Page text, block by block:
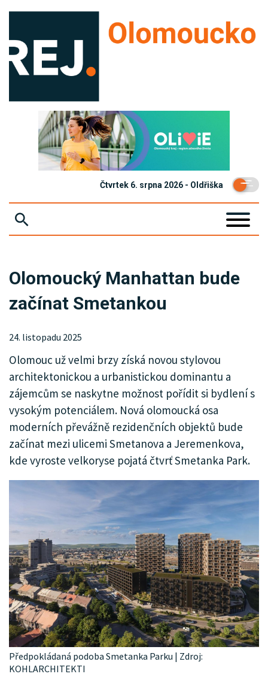
Čtvrtek 6. srpna 2026 - Oldřiška
KRIMI
SPORT
KULTURA
SPOLEČNOST
HISTORIE
MHD
INZERCE
ARCHIV
Olomoucký Manhattan bude
začínat Smetankou
24. listopadu 2025
Olomouc už velmi brzy získá novou stylovou
architektonickou a urbanistickou dominantu a
zájemcům se naskytne možnost pořídit si bydlení s
vysokým potenciálem. Nová olomoucká osa
moderních převážně rezidenčních objektů bude
začínat mezi ulicemi Smetanova a Jeremenkova,
kde vyroste velkoryse pojatá čtvrť Smetanka Park.
Předpokládaná podoba Smetanka Parku | Zdroj:
KOHLARCHITEKTI